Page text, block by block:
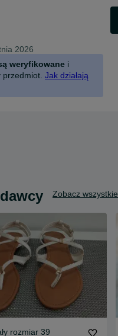
2026
weryfikowane i
Jak działają
Zobacz wszystkie
rozmiar 39